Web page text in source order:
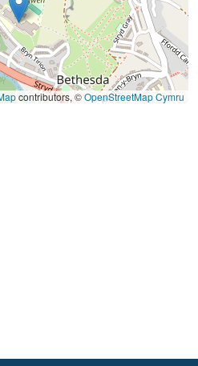
contributors, ©OpenStreetMap Cymru